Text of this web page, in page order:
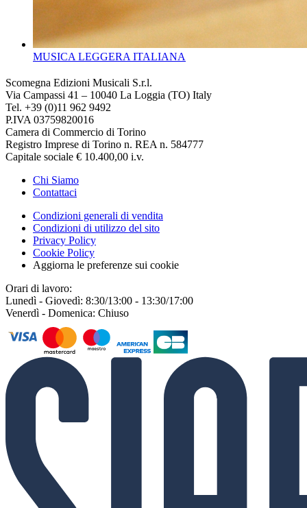
MUSICA LEGGERA ITALIANA
Scomegna Edizioni Musicali S.r.l.
Via Campassi 41 – 10040 La Loggia (TO) Italy
Tel. +39 (0)11 962 9492
P.IVA 03759820016
Camera di Commercio di Torino
Registro Imprese di Torino n. REA n. 584777
Capitale sociale € 10.400,00 i.v.
Chi Siamo
Contattaci
Condizioni generali di vendita
Condizioni di utilizzo del sito
Privacy Policy
Cookie Policy
Aggiorna le preferenze sui cookie
Orari di lavoro:
Lunedì - Giovedì: 8:30/13:00 - 13:30/17:00
Venerdì - Domenica: Chiuso